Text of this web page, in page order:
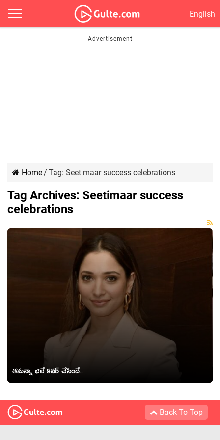
English
Home/ Tag: Seetimaar success celebrations
Tag Archives: Seetimaar success
celebrations
తమన్నా భలే కవర్ చేసిందే..
Back To Top